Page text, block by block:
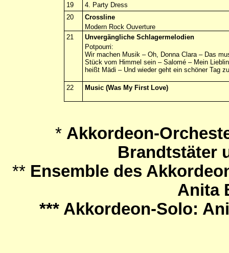
19
4. Party Dress
20
Crossline
Modern RockOuverture
21
Unvergängliche Schlagermelodien
Potpourri:
Wir machen Musik – Oh, Donna Clara – Das
Stück vom Himmel sein – Salomé – Mein
heißt Mädi – Und wieder geht ein schöner Tag
22 Music (Was My First Love)
* Akkordeon-
Brandtstäter
** Ensemble des
Anita
*** Akkordeon-Solo: